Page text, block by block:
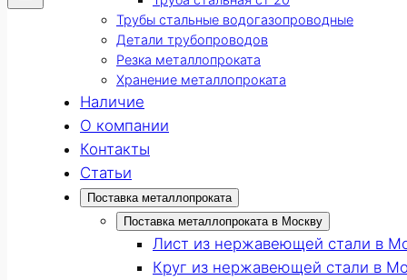
Трубы стальные водогазопроводные
Детали трубопроводов
Резка металлопроката
Хранение металлопроката
Наличие
О компании
Контакты
Статьи
Поставка металлопроката
Поставка металлопроката в Москву
Лист из нержавеющей стали в
Круг из нержавеющей стали в